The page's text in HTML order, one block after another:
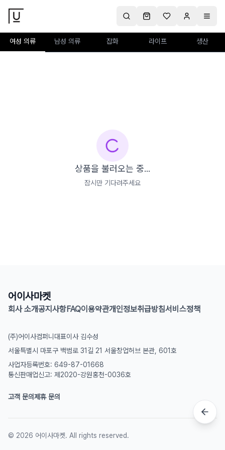
여성 의류 남성 의류 잡화 라이프 생산
상품을 불러오는 중...
잠시만 기다려주세요
어이사마켓
회사 소개공지사항FAQ이용약관개인정보취급방침서비스정책
(주)어이사컴퍼니 대표이사 김수성
서울특별시 마포구 백범로 31길 21 서울창업허브 본관, 601호
사업자등록번호: 649-87-01668
통신판매업신고: 제2020-강원홍천-0036호
고객 문의제휴 문의
© 2026 어이사마켓. All rights reserved.